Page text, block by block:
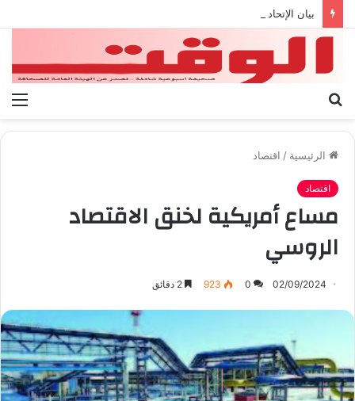
بيان الإتحاد الوطنى العام لعمال ليبيا
الرئيسية / اقتصاد
اقتصاد
مساع أمريكية لخنق الاقتصاد
الروسي
02/09/2024
0
923